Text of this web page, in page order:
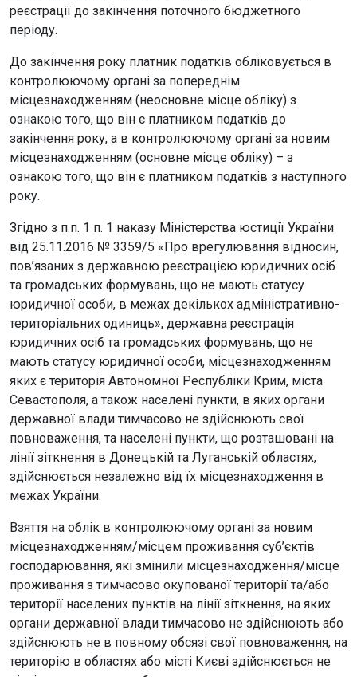
реєстрації до закінчення поточного бюджетного
періоду.
До закінчення року платник податків обліковується в
контролюючому органі за попереднім
місцезнаходженням (неосновне місце обліку) з
ознакою того, що він є платником податків до
закінчення року, а в контролюючому органі за новим
місцезнаходженням (основне місце обліку) – з
ознакою того, що він є платником податків з наступного
року.
Згідно з п.п. 1 п. 1 наказу Міністерства юстиції України
від 25.11.2016 № 3359/5 «Про врегулювання відносин,
пов’язаних з державною реєстрацією юридичних осіб
та громадських формувань, що не мають статусу
юридичної особи, в межах декількох адміністративно-
територіальних одиниць», державна реєстрація
юридичних осіб та громадських формувань, що не
мають статусу юридичної особи, місцезнаходженням
яких є територія Автономної Республіки Крим, міста
Севастополя, а також населені пункти, в яких органи
державної влади тимчасово не здійснюють свої
повноваження, та населені пункти, що розташовані на
лінії зіткнення в Донецькій та Луганській областях,
здійснюється незалежно від їх місцезнаходження в
межах України.
Взяття на облік в контролюючому органі за новим
місцезнаходженням/місцем проживання суб’єктів
господарювання, які змінили місцезнаходження/місце
проживання з тимчасово окупованої території та/або
території населених пунктів на лінії зіткнення, на яких
органи державної влади тимчасово не здійснюють або
здійснюють не в повному обсязі свої повноваження, на
територію в областях або місті Києві здійснюється не